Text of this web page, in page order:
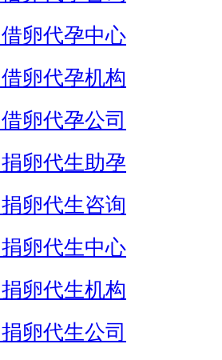
卵代孕中心
卵代孕机构
卵代孕公司
卵代生助孕
卵代生咨询
卵代生中心
卵代生机构
卵代生公司